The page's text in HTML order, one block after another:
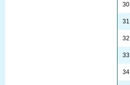
30
31
32
33
34